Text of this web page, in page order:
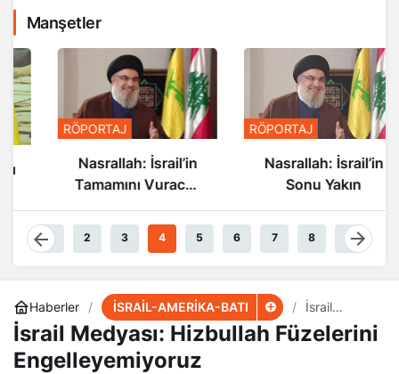
Manşetler
RÖPORTAJ
Nasrallah: İsrail’in
Tamamını Vuracak
RÖPORTAJ
Nasrallah: İsrail’in
Sonu Yakın
1 2 3 4 5 6 7 8 9
Haberler İSRAİL-AMERİKA-BATI
İsrail
Medyası:
Hizbullah
İsrail Medyası: Hizbullah Füzelerini
Engelleyemiyoruz